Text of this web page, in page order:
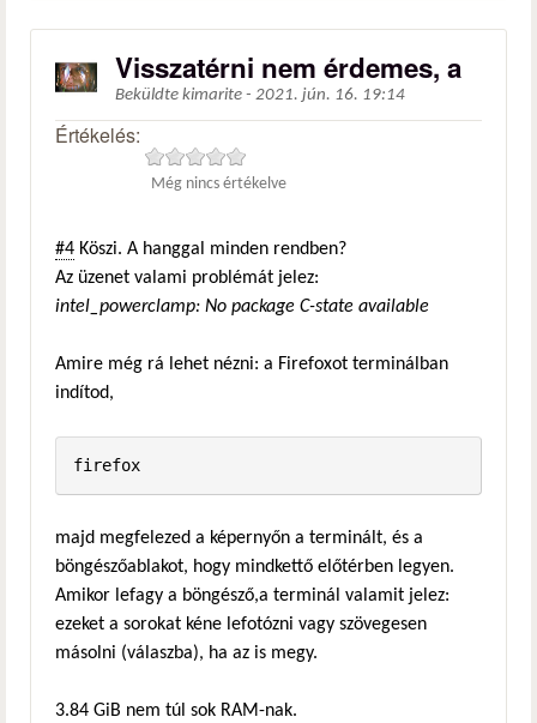
Visszatérni nem érdemes, a
Beküldte kimarite - 2021. jún. 16. 19:14
Értékelés:
Még nincs értékelve
#4 Köszi. A hanggal minden rendben?
Az üzenet valami problémát jelez:
intel_powerclamp: No package C-state available
Amire még rá lehet nézni: a Firefoxot terminálban
indítod,
firefox
majd megfelezed a képernyőn a terminált, és a
böngészőablakot, hogy mindkettő előtérben legyen.
Amikor lefagy a böngésző,a terminál valamit jelez:
ezeket a sorokat kéne lefotózni vagy szövegesen
másolni (válaszba), ha az is megy.
3.84 GiB nem túl sok RAM-nak.